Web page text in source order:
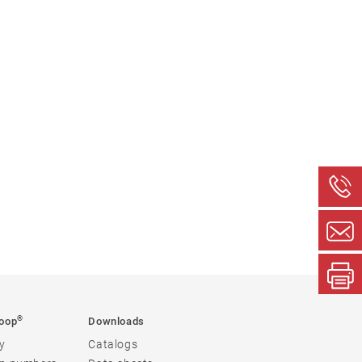
® Downloads
Catalogs